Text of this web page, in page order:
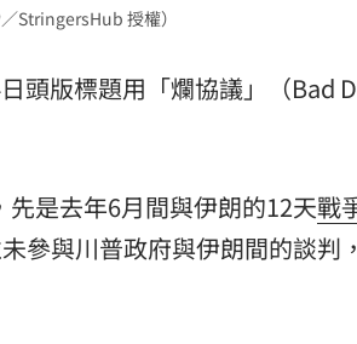
StringersHub 授權）
頭版標題用「爛協議」（Bad
是去年6月間與伊朗的12天戰
參與川普政府與伊朗間的談判